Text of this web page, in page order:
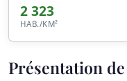
2 323
HAB./KM²
Présentation